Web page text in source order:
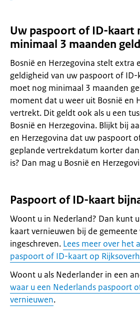
Uw paspoort of ID-kaart
minimaal 3 maanden
Bosnië en Herzegovina stelt extra
geldigheid van uw paspoort of
moet nog minimaal 3 maanden
moment dat u weer uit Bosnië en
vertrekt. Dit geldt ook als u een
Bosnië en Herzegovina. Blijkt bij
en Herzegovina dat uw paspoort
geplande vertrekdatum korter
is? Dan mag u Bosnië en
Paspoort of ID-kaart
Woont u in Nederland? Dan kunt
kaart vernieuwen bij de gemeente
ingeschreven. Lees meer over het
paspoort of ID-kaart op
Woont u als Nederlander in een
waar u een Nederlands paspoort
vernieuwen.